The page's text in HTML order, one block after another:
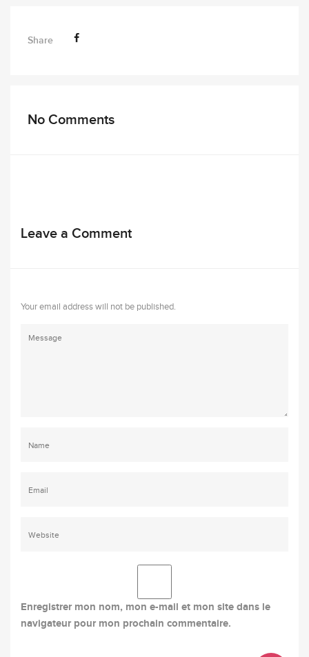
Share
No Comments
Leave a Comment
Your email address will not be published.
Enregistrer mon nom, mon e-mail et mon site dans le
navigateur pour mon prochain commentaire.